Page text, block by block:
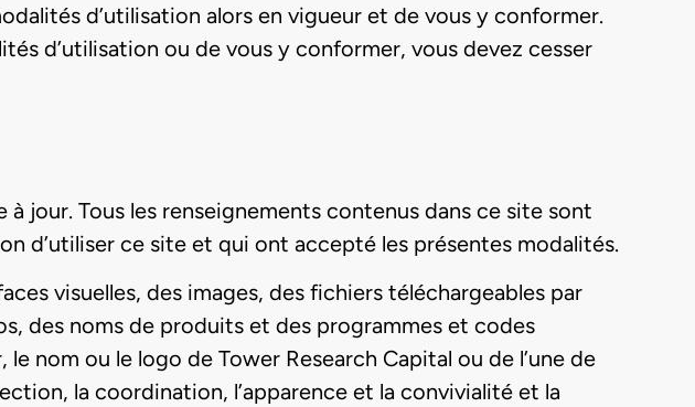
d’utilisation alors en vigueur et de vous y conformer.
d’utilisation ou de vous y conformer, vous devez cesser
jour. Tous les renseignements contenus dans ce site sont
d’utiliser ce site et qui ont accepté les présentes modalités.
visuelles, des images, des fichiers téléchargeables par
des noms de produits et des programmes et codes
nom ou le logo de Tower Research Capital ou de l’une de
la coordination, l’apparence et la convivialité et la